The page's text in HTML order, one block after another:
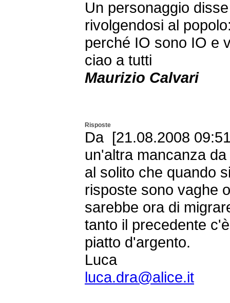
Un personaggio
rivolgendosi al
perché IO sono IO e
ciao a tutti
Maurizio Calvari
Risposte
Da [21.08.2008
un'altra mancanza
al solito che quando
risposte sono vaghe
sarebbe ora di
tanto il precedente
piatto d'argento.
Luca
luca.dra@alice.it